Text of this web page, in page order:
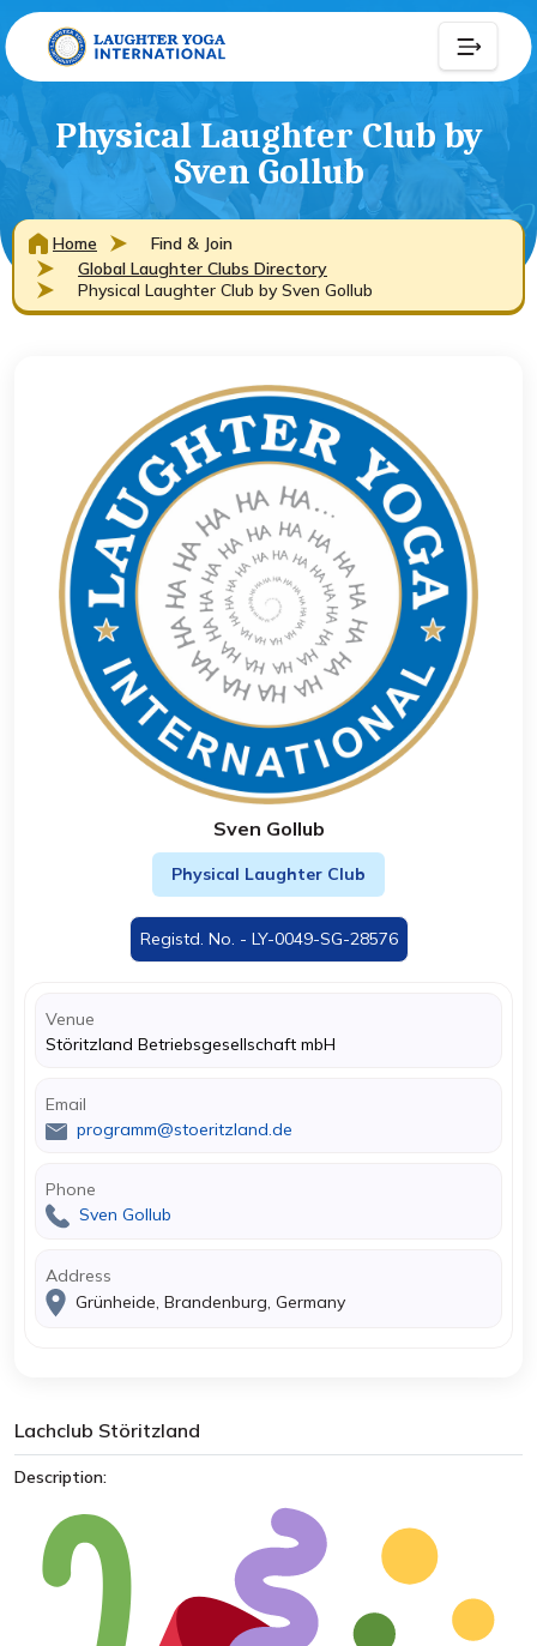
Physical Laughter Club by
Sven Gollub
Home
Find & Join
Global Laughter Clubs Directory
Physical Laughter Club by Sven Gollub
Sven Gollub
Physical Laughter Club
Registd. No. - LY-0049-SG-28576
Venue
Störitzland Betriebsgesellschaft mbH
Email
programm@stoeritzland.de
Phone
Sven Gollub
Address
Grünheide, Brandenburg, Germany
Lachclub Störitzland
Description: